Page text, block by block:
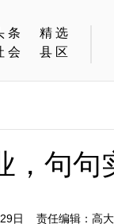
条
精选
会
县区
，句句
日 责任编辑：高